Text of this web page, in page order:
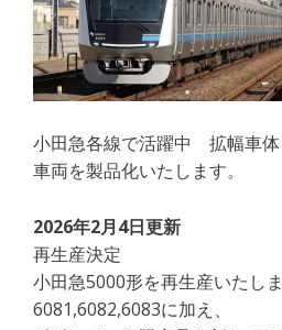
小田急各線で活躍中 拡幅車体
車両を製品化いたします。
2026年2月4日更新
再生産決定
小田急5000形を再生産いたし
6081,6082,6083に加え、